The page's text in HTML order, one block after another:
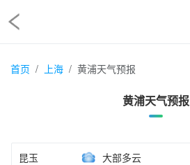
首页 上海 黄浦天气预报
黄浦天气预报
昆玉 大部多云